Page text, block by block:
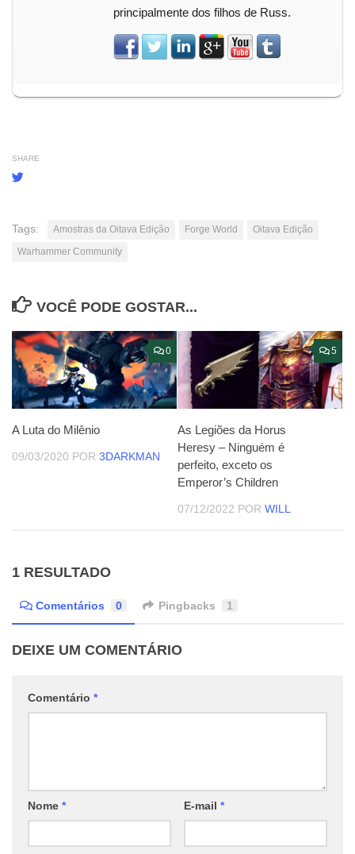
principalmente dos filhos de Russ.
SHARE
Tags: Amostras da Oitava Edição Forge World
Oitava Edição
Warhammer Community
VOCÊ PODE GOSTAR...
0
A Luta do Milênio
09/03/2020 POR 3DARKMAN
5
As Legiões da Horus
Heresy – Ninguém é
perfeito, exceto os
Emperor’s Children
07/12/2022 POR WILL
1 RESULTADO
Comentários 0 Pingbacks 1
DEIXE UM COMENTÁRIO
Comentário *
Nome * E-mail *